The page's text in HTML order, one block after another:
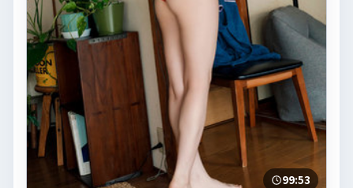
99:53